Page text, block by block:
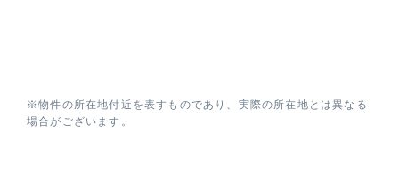
※物件の所在地付近を表すものであり、実際の所在地とは異なる
場合がございます。